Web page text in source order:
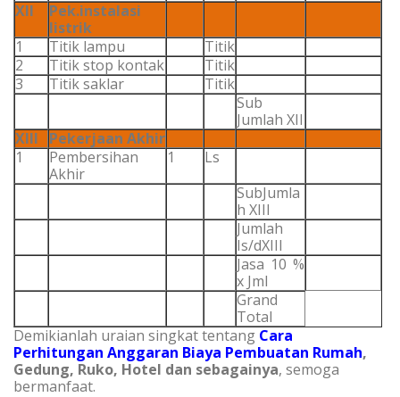
XII
Pek.instalasi
listrik
1
Titik lampu
Titik
2
Titik stop kontak
Titik
3
Titik saklar
Titik
Sub
Jumlah XII
XIII
Pekerjaan Akhir
1
Pembersihan
Akhir
1
Ls
SubJumla
h XIII
Jumlah
Is/dXIII
Jasa 10 %
x Jml
Grand
Total
Demikianlah uraian singkat tentang Cara
Perhitungan Anggaran Biaya Pembuatan Rumah,
Gedung, Ruko, Hotel dan sebagainya, semoga
bermanfaat.